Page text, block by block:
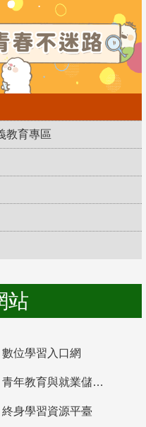
教育專區
站
數位學習入口網
青年教育與就業儲蓄帳戶
終身學習資源平臺